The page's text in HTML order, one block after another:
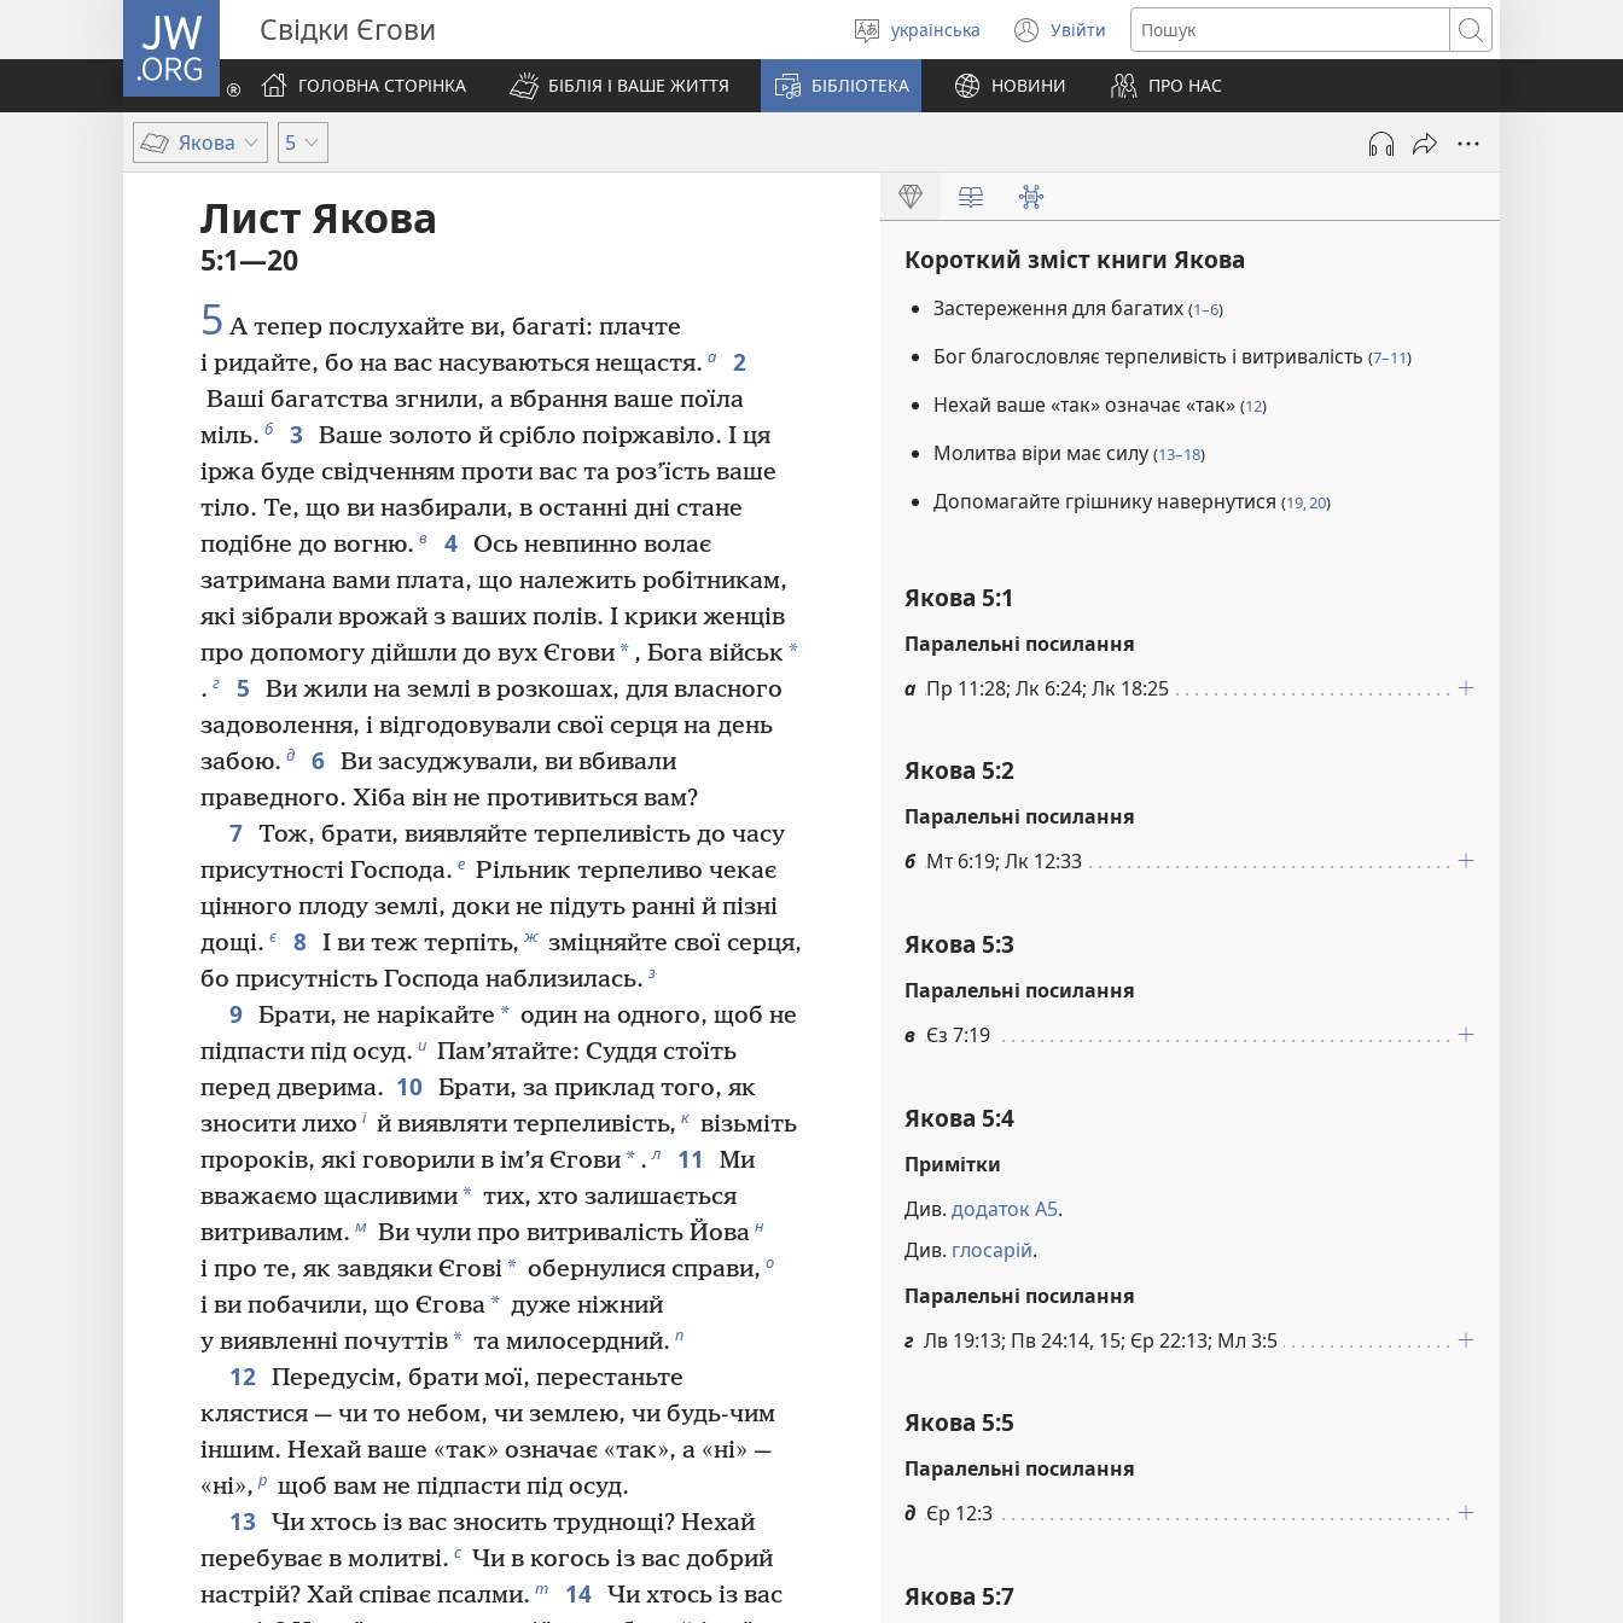
JW.ORG Свідки Єгови
Вибрати
мову
українська Увійти
(відкривається
у
новому
вікні)
Пошук
ГОЛОВНА СТОРІНКА
БІБЛІЯ І ВАШЕ ЖИТТЯ БІБЛІОТЕКА НОВИНИ ПРО НАС
Якова 5
Лист Якова
5:1—20
5 А тепер послухайте ви, багаті: плачте
і ридайте, бо на вас насуваються нещастя. а 2
Ваші багатства згнили, а вбрання ваше поїла
міль. б 3
Ваше золото й срібло поіржавіло. І ця
іржа буде свідченням проти вас та роз’їсть ваше
тіло. Те, що ви назбирали, в останні дні стане
подібне до вогню. в 4 Ось невпинно волає
затримана вами плата, що належить робітникам,
які зібрали врожай з ваших полів. І крики женців
про допомогу дійшли до вух Єгови* , Бога військ *
. г 5
Ви жили на землі в розкошах, для власного
задоволення, і відгодовували свої серця на день
забою. д 6 Ви засуджували, ви вбивали
праведного. Хіба він не противиться вам?
7 Тож, брати, виявляйте терпеливість до часу
присутності Господа. е Рільник терпеливо чекає
цінного плоду землі, доки не підуть ранні й пізні
дощі. є 8 І ви теж терпіть, ж зміцняйте свої серця,
бо присутність Господа наблизилась. з
9 Брати, не нарікайте * один на одного, щоб не
підпасти під осуд. и Пам’ятайте: Суддя стоїть
перед дверима. 10 Брати, за приклад того, як
зносити лихо і й виявляти терпеливість, к візьміть
пророків, які говорили в ім’я Єгови* . л 11
Ми
вважаємо щасливими* тих, хто залишається
витривалим. м Ви чули про витривалість Йова н
і про те, як завдяки Єгові* обернулися справи, о
і ви побачили, що Єгова* дуже ніжний
у виявленні почуттів* та милосердний. п
12 Передусім, брати мої, перестаньте
клястися — чи то небом, чи землею, чи будь-чим
іншим. Нехай ваше «так» означає «так», а «ні» —
«ні», р щоб вам не підпасти під осуд.
13
Чи хтось із вас зносить труднощі? Нехай
перебуває в молитві. с Чи в когось із вас добрий
настрій? Хай співає псалми. т 14 Чи хтось із вас
Короткий зміст книги Якова
Застереження для багатих (1–6)
Бог благословляє терпеливість і витривалість (7–11)
Нехай ваше «так» означає «так» (12)
Молитва віри має силу (13–18)
Допомагайте грішнику навернутися (19, 20)
Якова 5:1
Паралельні посилання
а Пр 11:28; Лк 6:24; Лк 18:25
Якова 5:2
Паралельні посилання
б Мт 6:19; Лк 12:33
Якова 5:3
Паралельні посилання
в Єз 7:19
Якова 5:4
Примітки
Див. додаток А5.
Див. глосарій.
Паралельні посилання
г Лв 19:13; Пв 24:14, 15; Єр 22:13; Мл 3:5
Якова 5:5
Паралельні посилання
д Єр 12:3
Якова 5:7